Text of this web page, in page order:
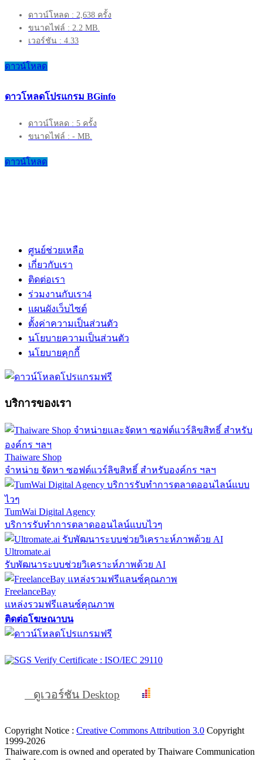
ดาวน์โหลด : 2,638 ครั้ง
ขนาดไฟล์ : 2.2 MB.
เวอร์ชัน : 4.33
ดาวน์โหลด
ดาวโหลดโปรแกรม BGinfo
ดาวน์โหลด : 5 ครั้ง
ขนาดไฟล์ : - MB.
ดาวน์โหลด
ศูนย์ช่วยเหลือ
เกี่ยวกับเรา
ติดต่อเรา
ร่วมงานกับเรา4
แผนผังเว็บไซต์
ตั้งค่าความเป็นส่วนตัว
นโยบายความเป็นส่วนตัว
นโยบายคุกกี้
บริการของเรา
Thaiware Shop
จำหน่าย จัดหา ซอฟต์แวร์ลิขสิทธิ์ สำหรับองค์กร ฯลฯ
TumWai Digital Agency
บริการรับทำการตลาดออนไลน์แบบไวๆ
Ultromate.ai
รับพัฒนาระบบช่วยวิเคราะห์ภาพด้วย AI
FreelanceBay
แหล่งรวมฟรีแลนซ์คุณภาพ
ติดต่อโฆษณาบน
ดูเวอร์ชัน Desktop
Copyright Notice : Creative Commons Attribution 3.0 Copyright
1999-2026
Thaiware.com is owned and operated by Thaiware Communication